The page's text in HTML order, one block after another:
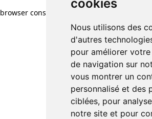
cookies
Nous utilisons des
d'autres
pour améliorer
de navigation sur
vous montrer un
personnalisé et des
ciblées, pour
notre site et pour
browser console for more information)